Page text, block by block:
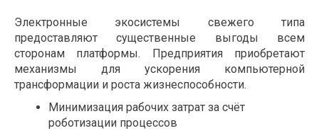
Электронные экосистемы свежего типа
предоставляют существенные выгоды всем
сторонам платформы. Предприятия приобретают
механизмы для ускорения компьютерной
трансформации и роста жизнеспособности.
Минимизация рабочих затрат за счёт
роботизации процессов